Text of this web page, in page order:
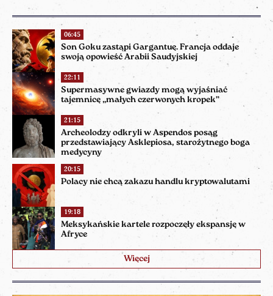
06:45
Son Goku zastąpi Gargantuę. Francja oddaje
swoją opowieść Arabii Saudyjskiej
22:11
Supermasywne gwiazdy mogą wyjaśniać
tajemnicę „małych czerwonych kropek”
21:15
Archeolodzy odkryli w Aspendos posąg
przedstawiający Asklepiosa, starożytnego boga
medycyny
20:15
Polacy nie chcą zakazu handlu kryptowalutami
19:18
Meksykańskie kartele rozpoczęły ekspansję w
Afryce
Więcej